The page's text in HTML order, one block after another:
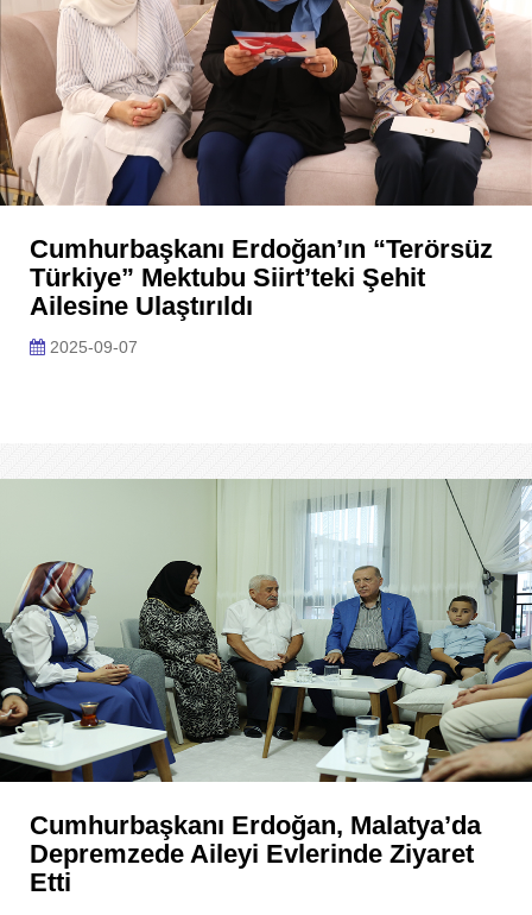
Cumhurbaşkanı Erdoğan’ın “Terörsüz
Türkiye” Mektubu Siirt’teki Şehit
Ailesine Ulaştırıldı
2025-09-07
Cumhurbaşkanı Erdoğan, Malatya’da
Depremzede Aileyi Evlerinde Ziyaret
Etti